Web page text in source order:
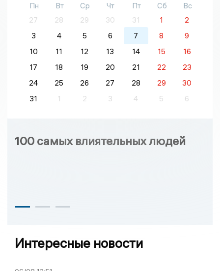
Пн Вт Ср Чт Пт Сб
Вс
27
28 29 30 31 1
2
3
4 5 6 7 8
9
10
11 12 13 14 15
16
17
18 19 20 21 22
23
24
25 26 27 28 29
30
31
1 2 3 4 5 6
100 самых влиятельных людей
Интересные новости